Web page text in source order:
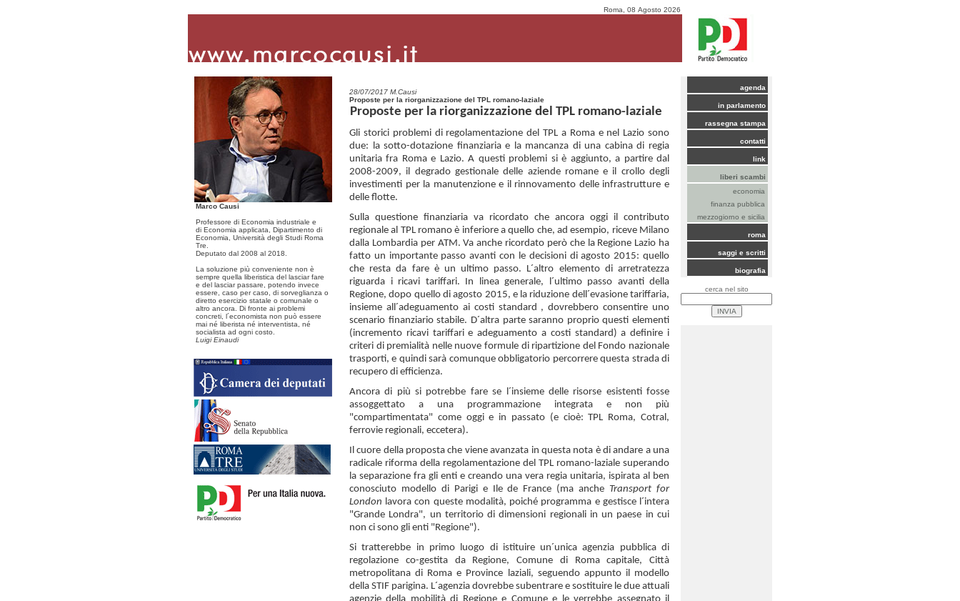
Roma, 08 Agosto 2026
Marco Causi
Professore di Economia industriale e
di Economia applicata, Dipartimento di
Economia, Università degli Studi Roma
Tre.
Deputato dal 2008 al 2018.
La soluzione più conveniente non è
sempre quella liberistica del lasciar fare
e del lasciar passare, potendo invece
essere, caso per caso, di sorveglianza o
diretto esercizio statale o comunale o
altro ancora. Di fronte ai problemi
concreti, l´economista non può essere
mai né liberista né interventista, né
socialista ad ogni costo.
Luigi Einaudi
28/07/2017 M.Causi
Proposte per la riorganizzazione del TPL romano-laziale
Proposte per la riorganizzazione del TPL romano-laziale
Gli storici problemi di regolamentazione del TPL a Roma e nel Lazio sono
due: la sotto-dotazione finanziaria e la mancanza di una cabina di regia
unitaria fra Roma e Lazio. A questi problemi si è aggiunto, a partire dal
2008-2009, il degrado gestionale delle aziende romane e il crollo degli
investimenti per la manutenzione e il rinnovamento delle infrastrutture e
delle flotte.
Sulla questione finanziaria va ricordato che ancora oggi il contributo
regionale al TPL romano è inferiore a quello che, ad esempio, riceve Milano
dalla Lombardia per ATM. Va anche ricordato però che la Regione Lazio ha
fatto un importante passo avanti con le decisioni di agosto 2015: quello
che resta da fare è un ultimo passo. L´altro elemento di arretratezza
riguarda i ricavi tariffari. In linea generale, l´ultimo passo avanti della
Regione, dopo quello di agosto 2015, e la riduzione dell´evasione tariffaria,
insieme all´adeguamento ai costi standard , dovrebbero consentire uno
scenario finanziario stabile. D´altra parte saranno proprio questi elementi
(incremento ricavi tariffari e adeguamento a costi standard) a definire i
criteri di premialità nelle nuove formule di ripartizione del Fondo nazionale
trasporti, e quindi sarà comunque obbligatorio percorrere questa strada di
recupero di efficienza.
Ancora di più si potrebbe fare se l´insieme delle risorse esistenti fosse
assoggettato a una programmazione integrata e non più
"compartimentata" come oggi e in passato (e cioè: TPL Roma, Cotral,
ferrovie regionali, eccetera).
Il cuore della proposta che viene avanzata in questa nota è di andare a una
radicale riforma della regolamentazione del TPL romano-laziale superando
la separazione fra gli enti e creando una vera regia unitaria, ispirata al ben
conosciuto modello di Parigi e Ile de France (ma anche Transport for
London lavora con queste modalità, poiché programma e gestisce l´intera
"Grande Londra", un territorio di dimensioni regionali in un paese in cui
non ci sono gli enti "Regione").
Si tratterebbe in primo luogo di istituire un´unica agenzia pubblica di
regolazione co-gestita da Regione, Comune di Roma capitale, Città
metropolitana di Roma e Province laziali, seguendo appunto il modello
della STIF parigina. L´agenzia dovrebbe subentrare e sostituire le due attuali
agenda
in parlamento
rassegna stampa
contatti
link
liberi scambi
economia
finanza pubblica
mezzogiorno e sicilia
roma
saggi e scritti
biografia
cerca nel sito